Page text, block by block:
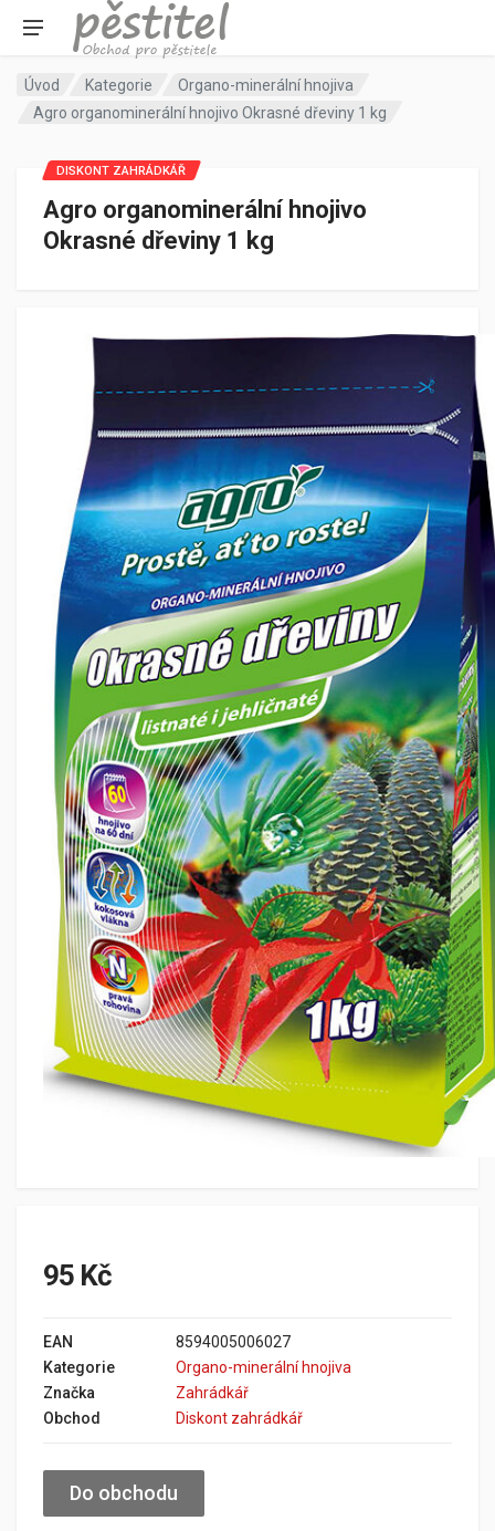
Úvod Kategorie
Organo-minerální hnojiva
Agro organominerální hnojivo Okrasné dřeviny 1 kg
Agro organominerální hnojivo
Okrasné dřeviny 1 kg
DISKONT ZAHRÁDKÁŘ
95 Kč
EAN
8594005006027
Kategorie
Organo-minerální hnojiva
Značka
Zahrádkář
Obchod
Diskont zahrádkář
Do obchodu